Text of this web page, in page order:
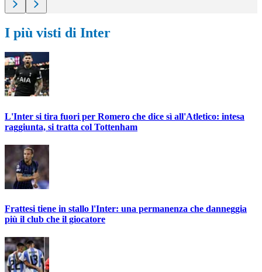
I più visti di Inter
L'Inter si tira fuori per Romero che dice sì all'Atletico: intesa
raggiunta, si tratta col Tottenham
Frattesi tiene in stallo l'Inter: una permanenza che danneggia
più il club che il giocatore